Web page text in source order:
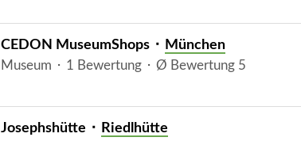
CEDON MuseumShops ⬝ München
Museum ⬝ 1 Bewertung ⬝ Ø Bewertung 5
Josephshütte ⬝ Riedlhütte